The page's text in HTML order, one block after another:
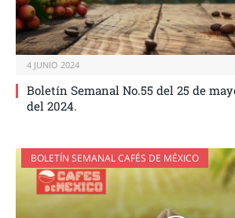
4 JUNIO 2024
Boletín Semanal No.55 del 25 de
del 2024.
BOLETÍN SEMANAL CAFÉS DE MÉXICO